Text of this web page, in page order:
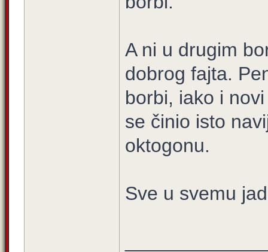
A ni u drugim
dobrog fajta.
borbi, iako i
se činio isto
oktogonu.
Sve u svemu